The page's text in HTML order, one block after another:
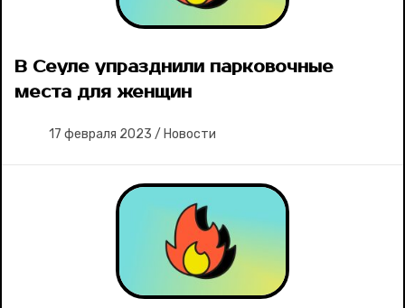
В Сеуле упразднили парковочные
места для женщин
17 февраля 2023 / Новости